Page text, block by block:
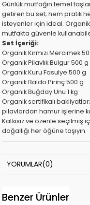
Günlük mutfağın temel
getiren bu set; hem pratik
isteyenler için ideal.
mutfakta güvenle
Set İçeriği:
Organik Kırmızı Mercimek
Organik Pilavlık Bulgur 500 g
Organik Kuru Fasulye 500 g
Organik Baldo Pirinç 500 g
Organik Buğday Unu 1 kg
Organik sertifikalı
pilavlardan hamur işlerine
Katkısız ve özenle seçilmiş
doğallığı her öğüne taşıyın.
YORUMLAR(0)
Benzer Ürünler